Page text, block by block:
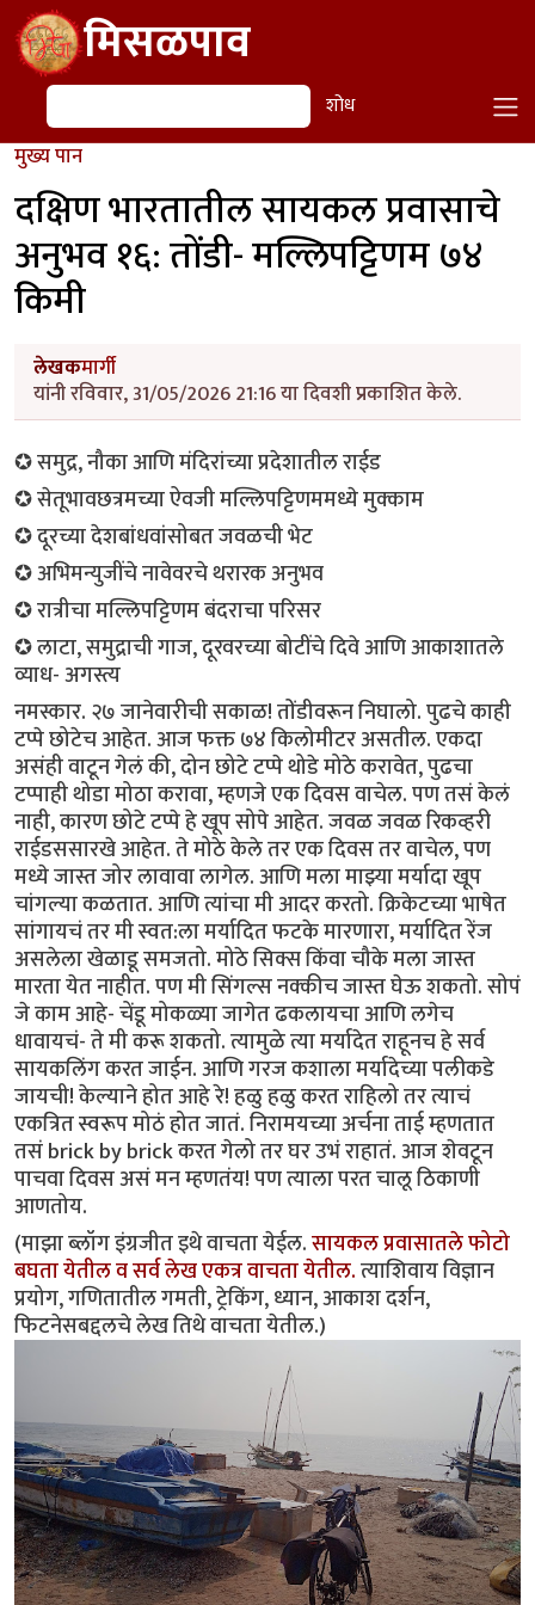
Skip to main contentमिसळपाव
शोध शोध
मुख्य पान
दक्षिण भारतातील सायकल प्रवासाचे
अनुभव १६: तोंडी- मल्लिपट्टिणम ७४
किमी
लेखकमार्गी
यांनी रविवार, 31/05/2026 21:16 या दिवशी प्रकाशित केले.
✪ समुद्र, नौका आणि मंदिरांच्या प्रदेशातील राईड
✪ सेतूभावछत्रमच्या ऐवजी मल्लिपट्टिणममध्ये मुक्काम
✪ दूरच्या देशबांधवांसोबत जवळची भेट
✪ अभिमन्युजींचे नावेवरचे थरारक अनुभव
✪ रात्रीचा मल्लिपट्टिणम बंदराचा परिसर
✪ लाटा, समुद्राची गाज, दूरवरच्या बोटींचे दिवे आणि आकाशातले
व्याध- अगस्त्य
नमस्कार. २७ जानेवारीची सकाळ! तोंडीवरून निघालो. पुढचे काही
टप्पे छोटेच आहेत. आज फक्त ७४ किलोमीटर असतील. एकदा
असंही वाटून गेलं की, दोन छोटे टप्पे थोडे मोठे करावेत, पुढचा
टप्पाही थोडा मोठा करावा, म्हणजे एक दिवस वाचेल. पण तसं केलं
नाही, कारण छोटे टप्पे हे खूप सोपे आहेत. जवळ जवळ रिकव्हरी
राईडससारखे आहेत. ते मोठे केले तर एक दिवस तर वाचेल, पण
मध्ये जास्त जोर लावावा लागेल. आणि मला माझ्या मर्यादा खूप
चांगल्या कळतात. आणि त्यांचा मी आदर करतो. क्रिकेटच्या भाषेत
सांगायचं तर मी‌ स्वत:ला मर्यादित फटके मारणारा, मर्यादित रेंज
असलेला खेळाडू समजतो. मोठे सिक्स किंवा चौके मला जास्त
मारता येत नाहीत. पण मी सिंगल्स नक्कीच जास्त घेऊ शकतो. सोपं
जे काम आहे- चेंडू मोकळ्या जागेत ढकलायचा आणि लगेच
धावायचं- ते मी करू शकतो. त्यामुळे त्या मर्यादेत राहूनच हे सर्व
सायकलिंग करत जाईन. आणि गरज कशाला मर्यादेच्या पलीकडे
जायची! केल्याने होत आहे रे! हळु हळु करत राहिलो तर त्याचं
एकत्रित स्वरूप मोठं होत जातं. निरामयच्या अर्चना ताई म्हणतात
तसं brick by brick करत गेलो तर घर उभं राहातं. आज शेवटून
पाचवा दिवस असं मन म्हणतंय! पण त्याला परत चालू ठिकाणी
आणतोय.
(माझा ब्लॉग इंग्रजीत इथे वाचता येईल.सायकल प्रवासातले फोटो
बघता येतील‌ व सर्व लेख एकत्र वाचता येतील.त्याशिवाय विज्ञान
प्रयोग, गणितातील गमती, ट्रेकिंग, ध्यान, आकाश दर्शन,
फिटनेसबद्दलचे लेख तिथे वाचता येतील.)